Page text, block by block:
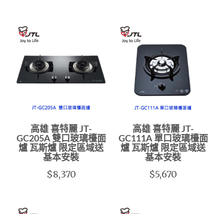
高雄 喜特麗 JT-
GC205A 雙口玻璃檯面
爐 瓦斯爐 限定區域送
基本安裝
$8,370
高雄 喜特麗 JT-
GC111A 單口玻璃檯面
爐 瓦斯爐 限定區域送
基本安裝
$5,670